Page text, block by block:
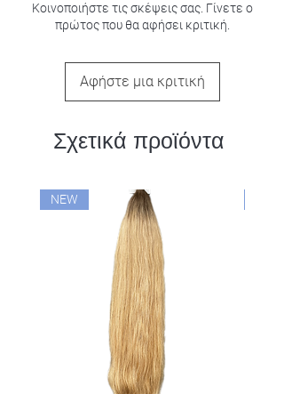
Κοινοποιήστε τις σκέψεις σας. Γίνετε ο
πρώτος που θα αφήσει κριτική.
Αφήστε μια κριτική
Σχετικά προϊόντα
NEW